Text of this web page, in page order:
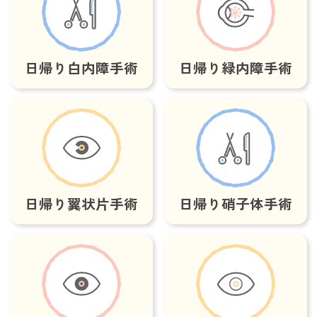
日帰り白内障手術 日帰り緑内障手術
日帰り翼状片手術 日帰り硝子体手術